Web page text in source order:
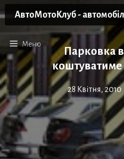
Перейти
до
вмісту
АвтоМотоКлуб -
Меню
Парковка
коштуватиме
28 Квітня, 2010